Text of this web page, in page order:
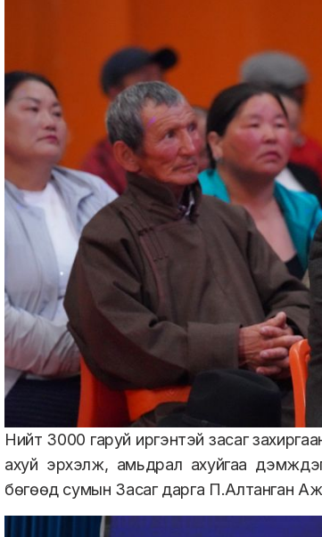
Нийт 3000 гаруй иргэнтэй засаг
ахуй эрхэлж, амьдрал ахуйгаа
бөгөөд сумын Засаг дарга П.Алтанган